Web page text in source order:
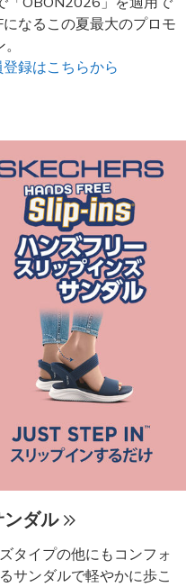
なるこの夏最大のプロモ
録はこちらから
ンダル
タイプの他にもコンフォ
サンダルで軽やかに歩こ